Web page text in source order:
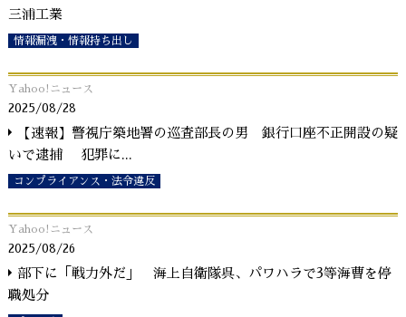
三浦工業
情報漏洩・情報持ち出し
Yahoo!ニュース
2025/08/28
【速報】警視庁築地署の巡査部長の男 銀行口座不正開設の疑
いで逮捕 犯罪に ...
コンプライアンス・法令違反
Yahoo!ニュース
2025/08/26
部下に「戦力外だ」 海上自衛隊呉、パワハラで3等海曹を停
職処分